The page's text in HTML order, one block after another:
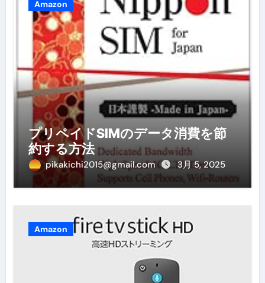
Amazon
プリペイドSIMのデータ消費を節
約する方法
pikakichi2015@gmail.com 3月 5, 2025
Amazon